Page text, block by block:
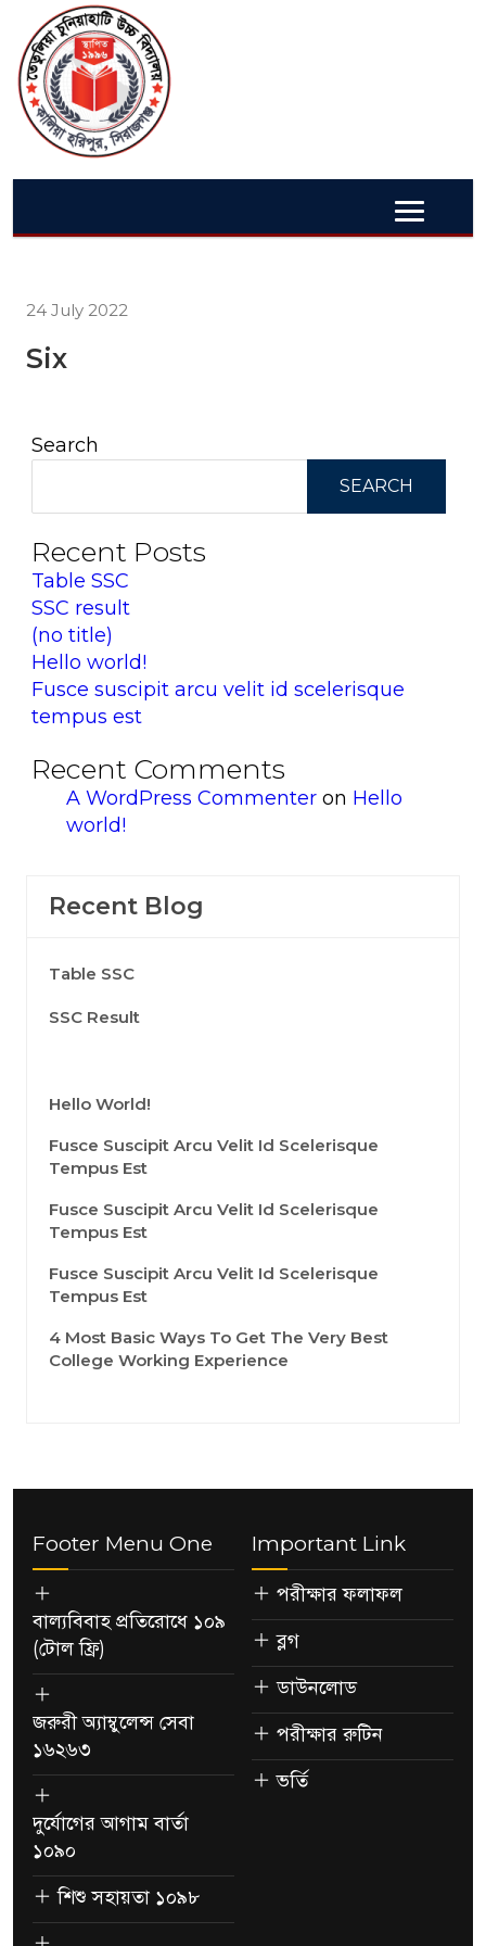
24 July 2022
Six
Search
SEARCH
Recent Posts
Table SSC
SSC result
(no title)
Hello world!
Fusce suscipit arcu velit id scelerisque
tempus est
Recent Comments
A WordPress Commenter on Hello
world!
Recent Blog
Table SSC
SSC Result
Hello World!
Fusce Suscipit Arcu Velit Id Scelerisque
Tempus Est
Fusce Suscipit Arcu Velit Id Scelerisque
Tempus Est
Fusce Suscipit Arcu Velit Id Scelerisque
Tempus Est
4 Most Basic Ways To Get The Very Best
College Working Experience
Footer Menu One
বাল্যবিবাহ প্রতিরোধে ১০৯
(টোল ফ্রি)
জরুরী অ্যাম্বুলেন্স সেবা
১৬২৬৩
দুর্যোগের আগাম বার্তা
১০৯০
শিশু সহায়তা ১০৯৮
Important Link
পরীক্ষার ফলাফল
ব্লগ
ডাউনলোড
পরীক্ষার রুটিন
ভর্তি